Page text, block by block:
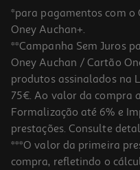
Camara Canon Eos R6 Mark Ii
1889.99 €/un
*para pagamentos com
Oney Auchan+.
**Campanha Sem Juros
Oney Auchan / Cartão
produtos assinalados na
75€. Ao valor da compra
Formalização até 6% e
prestações. Consulte
***O valor da primeira
compra, refletindo o